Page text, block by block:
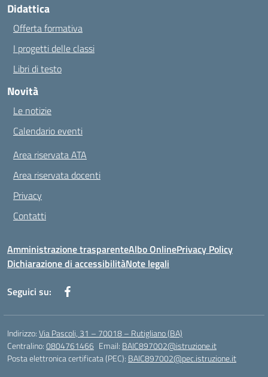
Didattica
Offerta formativa
I progetti delle classi
Libri di testo
Novità
Le notizie
Calendario eventi
Area riservata ATA
Area riservata docenti
Privacy
Contatti
Amministrazione trasparenteAlbo OnlinePrivacy Policy
Dichiarazione di accessibilitàNote legali
Seguici su:
Indirizzo:Via Pascoli, 31 – 70018 – Rutigliano (BA)
Centralino:0804761466 Email: BAIC897002@istruzione.it
Posta elettronica certificata (PEC): BAIC897002@pec.istruzione.it